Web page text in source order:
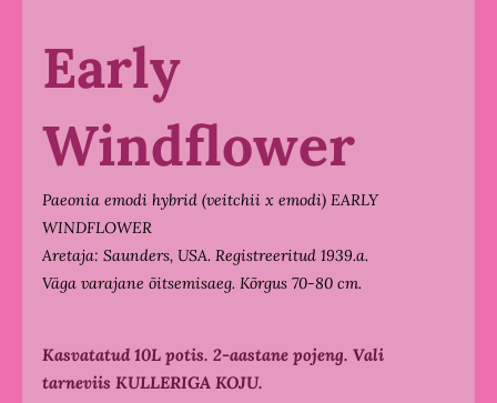
Early
Windflower
Paeonia emodi hybrid (veitchii x emodi) EARLY
WINDFLOWER
Aretaja: Saunders, USA. Registreeritud 1939.a.
Väga varajane õitsemisaeg. Kõrgus 70-80 cm.
Kasvatatud 10L potis. 2-aastane pojeng. Vali
tarneviis KULLERIGA KOJU.